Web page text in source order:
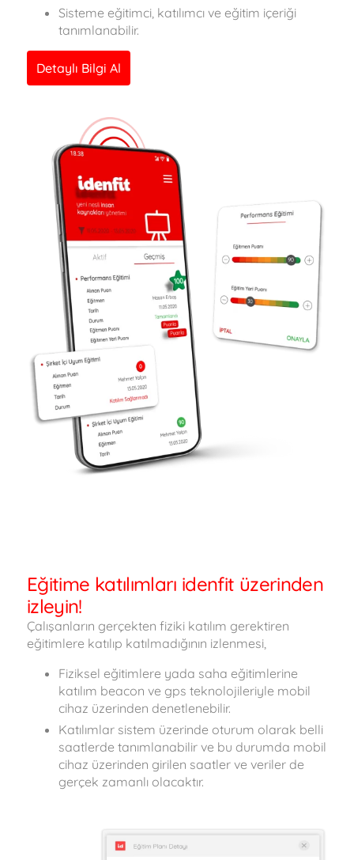
Sisteme eğitimci, katılımcı ve eğitim içeriği
tanımlanabilir.
Detaylı Bilgi Al
Eğitime katılımları idenfit üzerinden
izleyin!
Çalışanların gerçekten fiziki katılım gerektiren
eğitimlere katılıp katılmadığının izlenmesi,
Fiziksel eğitimlere yada saha eğitimlerine
katılım beacon ve gps teknolojileriyle mobil
cihaz üzerinden denetlenebilir.
Katılımlar sistem üzerinde oturum olarak belli
saatlerde tanımlanabilir ve bu durumda mobil
cihaz üzerinden girilen saatler ve veriler de
gerçek zamanlı olacaktır.